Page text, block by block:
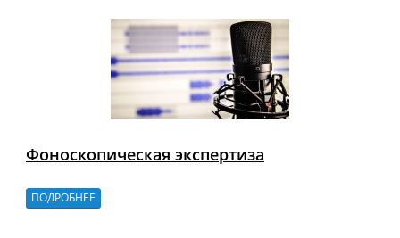
Фоноскопическая экспертиза
ПОДРОБНЕЕ